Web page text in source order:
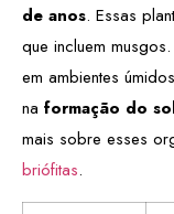
de anos. Essas
que incluem
em ambientes
na formação do
mais sobre esses
briófitas.